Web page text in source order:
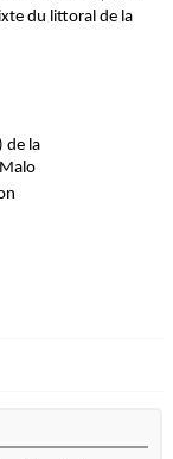
du littoral de la
de la